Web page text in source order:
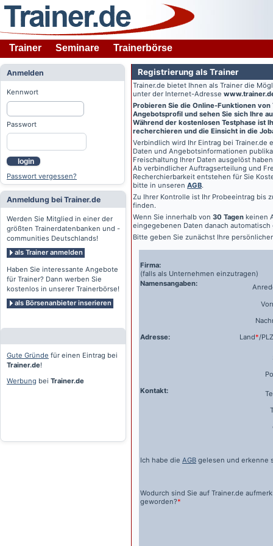
Trainer Seminare Trainerbörse
Anmelden
Kennwort
Passwort
login
Passwort vergessen?
Anmeldung bei Trainer.de
Werden Sie Mitglied in einer der
größten Trainerdatenbanken und -
communities Deutschlands!
als Trainer anmelden
Haben Sie interessante Angebote
für Trainer? Dann werben Sie
kostenlos in unserer Trainerbörse!
als Börsenanbieter inserieren
Gute Gründe für einen Eintrag bei
Trainer.de!
Werbung bei Trainer.de
Registrierung als Trainer
Trainer.de bietet Ihnen als Trainer die
unter der Internet-Adresse
Probieren Sie die Online-Funktionen von
Angebotsprofil und sehen Sie sich Ihre
Während der kostenlosen Testphase ist
recherchieren und die Einsicht in die
Verbindlich wird Ihr Eintrag bei Trainer.de
Daten und Angebotsinformationen
Freischaltung Ihrer Daten ausgelöst
Ab verbindlicher Auftragserteilung und
Recherchierbarkeit entstehen für Sie
bitte in unseren AGB.
Zu Ihrer Kontrolle ist Ihr Probeeintrag bis
finden.
Wenn Sie innerhalb von 30 Tagen keinen
eingegebenen Daten danach automatisch
Bitte geben Sie zunächst Ihre
Firma:
(falls als Unternehmen einzutragen)
Namensangaben:
Adresse:
Land*/PLZ
Kontakt:
Ich habe die AGB gelesen und erkenne
Wodurch sind Sie auf Trainer.de
geworden?*